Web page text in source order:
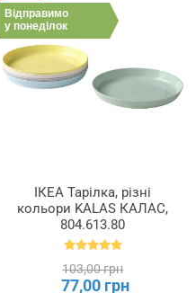
Відправимо
у понеділок
ІКЕА Тарілка, різні
кольори KALAS КАЛАС,
804.613.80
103,00 грн
77,00 грн